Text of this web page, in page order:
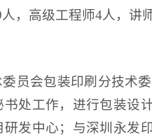
，高级工程师4人，讲
员会包装印刷分技术
处工作，进行包装设
发中心；与深圳永发